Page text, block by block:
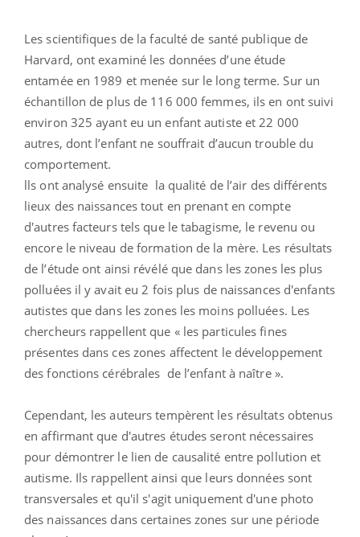
Les scientifiques de la faculté de santé publique de
Harvard, ont examiné les données d’une étude
entamée en 1989 et menée sur le long terme. Sur un
échantillon de plus de 116 000 femmes, ils en ont suivi
environ 325 ayant eu un enfant autiste et 22 000
autres, dont l’enfant ne souffrait d’aucun trouble du
comportement.
lls ont analysé ensuite la qualité de l’air des différents
lieux des naissances tout en prenant en compte
d'autres facteurs tels que le tabagisme, le revenu ou
encore le niveau de formation de la mère. Les résultats
de l’étude ont ainsi révélé que dans les zones les plus
polluées il y avait eu 2 fois plus de naissances d'enfants
autistes que dans les zones les moins polluées. Les
chercheurs rappellent que « les particules fines
présentes dans ces zones affectent le développement
des fonctions cérébrales de l’enfant à naître ».
Cependant, les auteurs tempèrent les résultats obtenus
en affirmant que d'autres études seront nécessaires
pour démontrer le lien de causalité entre pollution et
autisme. Ils rappellent ainsi que leurs données sont
transversales et qu'il s'agit uniquement d'une photo
des naissances dans certaines zones sur une période